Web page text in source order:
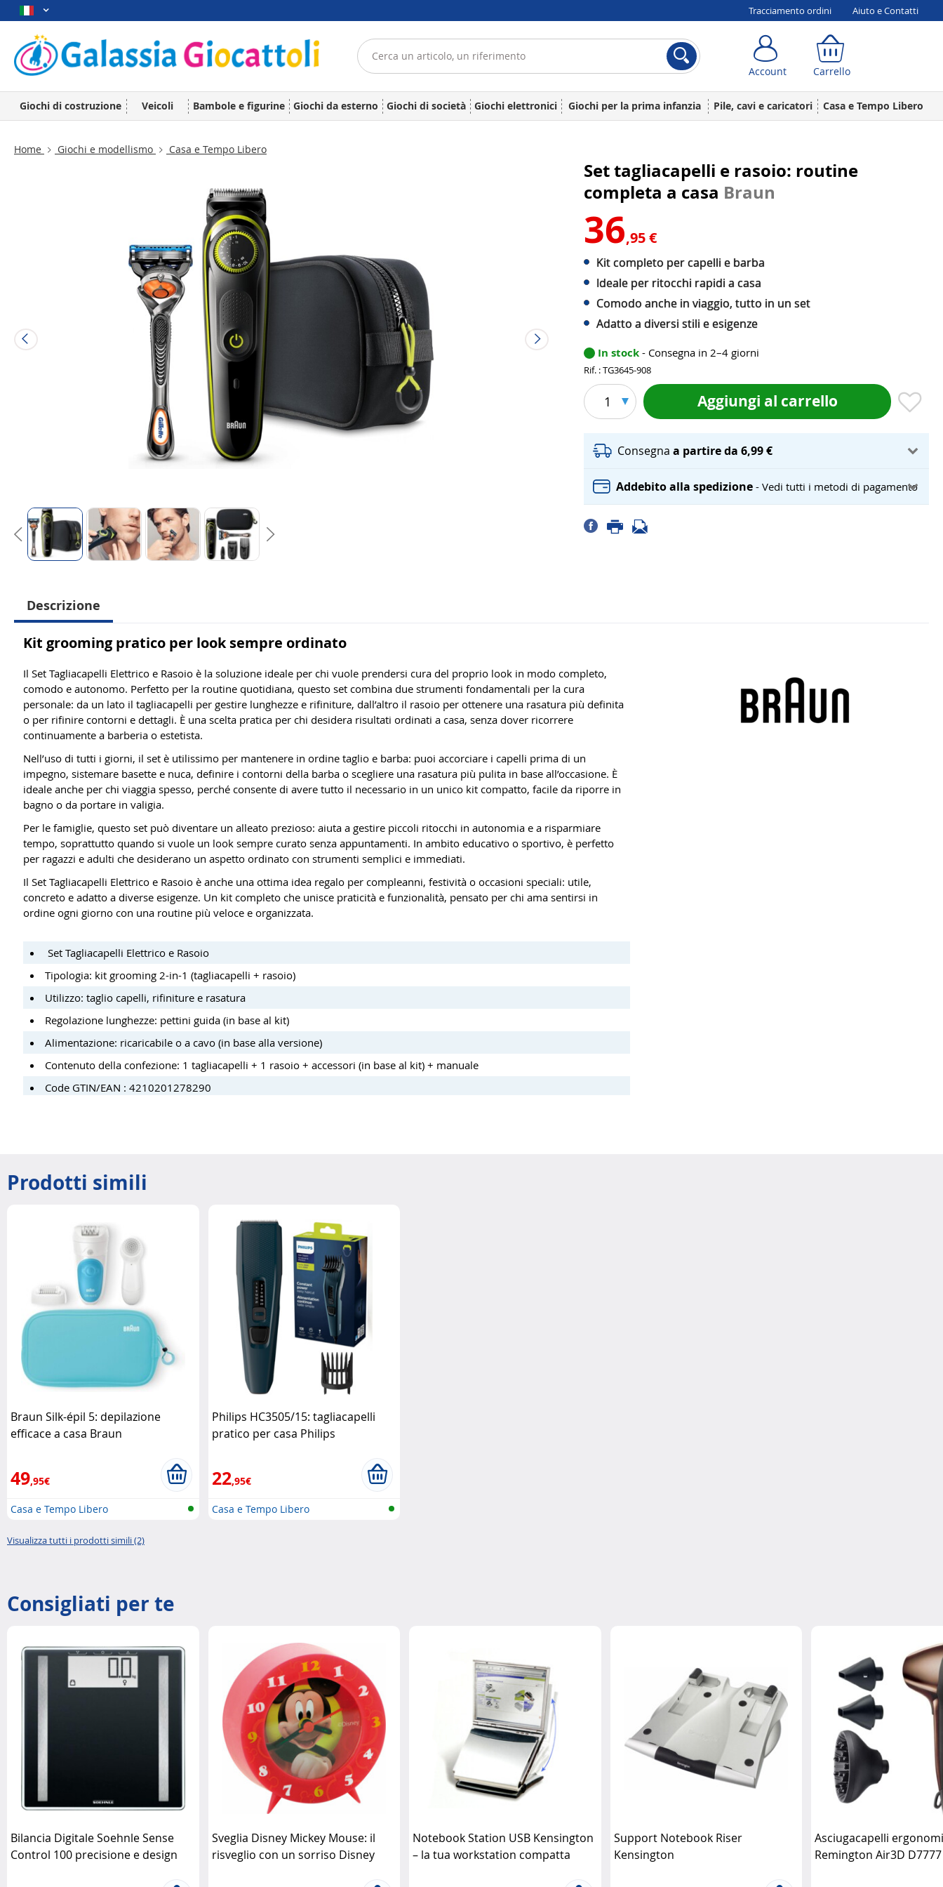
Tracciamento ordini Aiuto e Contatti
Account Carrello
Giochi di costruzione Veicoli Bambole e figurine Giochi da esterno Giochi di società Giochi elettronici Giochi per la prima infanzia Pile, cavi e caricatori Casa e Tempo Libero
Home Giochi e modellismo Casa e Tempo Libero
Set tagliacapelli e rasoio: routine
completa a casa Braun
36,95 €
Kit completo per capelli e barba
Ideale per ritocchi rapidi a casa
Comodo anche in viaggio, tutto in un set
Adatto a diversi stili e esigenze
In stock - Consegna in 2–4 giorni
Rif. : TG3645-908
1 Aggiungi al carrello
Consegnaa partire da 6,99 €
Addebito alla spedizione- Vedi tutti i metodi di pagamento
Descrizione
Kit grooming pratico per look sempre ordinato
Il Set Tagliacapelli Elettrico e Rasoio è la soluzione ideale per chi vuole prendersi cura del proprio look in modo completo,
comodo e autonomo. Perfetto per la routine quotidiana, questo set combina due strumenti fondamentali per la cura
personale: da un lato il tagliacapelli per gestire lunghezze e rifiniture, dall’altro il rasoio per ottenere una rasatura più definita
o per rifinire contorni e dettagli. È una scelta pratica per chi desidera risultati ordinati a casa, senza dover ricorrere
continuamente a barberia o estetista.
Nell’uso di tutti i giorni, il set è utilissimo per mantenere in ordine taglio e barba: puoi accorciare i capelli prima di un
impegno, sistemare basette e nuca, definire i contorni della barba o scegliere una rasatura più pulita in base all’occasione. È
ideale anche per chi viaggia spesso, perché consente di avere tutto il necessario in un unico kit compatto, facile da riporre in
bagno o da portare in valigia.
Per le famiglie, questo set può diventare un alleato prezioso: aiuta a gestire piccoli ritocchi in autonomia e a risparmiare
tempo, soprattutto quando si vuole un look sempre curato senza appuntamenti. In ambito educativo o sportivo, è perfetto
per ragazzi e adulti che desiderano un aspetto ordinato con strumenti semplici e immediati.
Il Set Tagliacapelli Elettrico e Rasoio è anche una ottima idea regalo per compleanni, festività o occasioni speciali: utile,
concreto e adatto a diverse esigenze. Un kit completo che unisce praticità e funzionalità, pensato per chi ama sentirsi in
ordine ogni giorno con una routine più veloce e organizzata.
Set Tagliacapelli Elettrico e Rasoio
Tipologia: kit grooming 2-in-1 (tagliacapelli + rasoio)
Utilizzo: taglio capelli, rifiniture e rasatura
Regolazione lunghezze: pettini guida (in base al kit)
Alimentazione: ricaricabile o a cavo (in base alla versione)
Contenuto della confezione: 1 tagliacapelli + 1 rasoio + accessori (in base al kit) + manuale
Code GTIN/EAN : 4210201278290
Prodotti simili
Braun Silk-épil 5: depilazione
efficace a casa Braun
49,95€
Casa e Tempo Libero
Philips HC3505/15: tagliacapelli
pratico per casa Philips
22,95€
Casa e Tempo Libero
Visualizza tutti i prodotti simili (2)
Consigliati per te
Bilancia Digitale Soehnle Sense
Control 100 precisione e design
Sveglia Disney Mickey Mouse: il
risveglio con un sorriso Disney
Notebook Station USB Kensington
– la tua workstation compatta
Support Notebook Riser
Kensington
Asciugacapelli
Remington Air3D
Account Carrello